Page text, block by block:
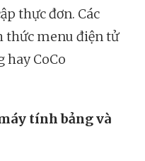
thực đơn. Các
thức menu điện tử
hay CoCo
tính bảng và